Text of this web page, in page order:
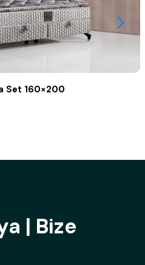
Set 160×200
| Bize